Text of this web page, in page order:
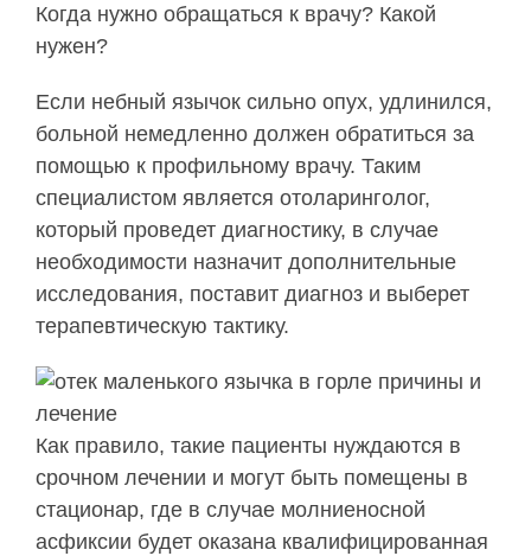
Когда нужно обращаться к врачу? Какой
нужен?
Если небный язычок сильно опух, удлинился,
больной немедленно должен обратиться за
помощью к профильному врачу. Таким
специалистом является отоларинголог,
который проведет диагностику, в случае
необходимости назначит дополнительные
исследования, поставит диагноз и выберет
терапевтическую тактику.
Как правило, такие пациенты нуждаются в
срочном лечении и могут быть помещены в
стационар, где в случае молниеносной
асфиксии будет оказана квалифицированная